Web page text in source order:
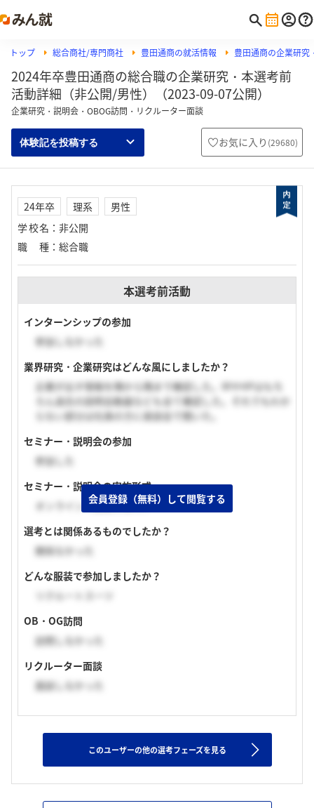
トップ 総合商社/専門商社 豊田通商の就活情報 豊田通商の企業研究
2024年卒豊田通商の総合職の企業研究・本選考前
活動詳細（非公開/男性）（2023-09-07公開）
企業研究・説明会・OBOG訪問・リクルーター面談
体験記を投稿する お気に入り (29680)
24年卒 理系
男性
学校名 ： 非公開
職種 ： 総合職
本選考前活動
インターンシップの参加
参加しなかった
業界研究・企業研究はどんな風にしましたか？
企業が出す情報を隅から隅まで確認した。IRやHPはもち
ろん過去の説明会動画なども全て確認した。それでもわか
らない部分は社員の方に座談会で聞いた。
セミナー・説明会の参加
参加した
セミナー・説明会の実施形式
オンライン（顔出しあり）
選考とは関係あるものでしたか？
関係なかった
どんな服装で参加しましたか？
リクルートスーツ
OB・OG訪問
訪問しなかった
リクルーター面談
面談しなかった
会員登録（無料）して閲覧する
このユーザーの他の選考フェーズを見る